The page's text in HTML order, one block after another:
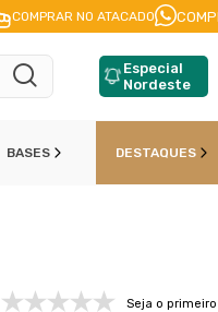
PARCELE EMATÉ
COMPRAR NO ATACADO
Especial
Nordeste
BASES DESTAQUES
Seja o